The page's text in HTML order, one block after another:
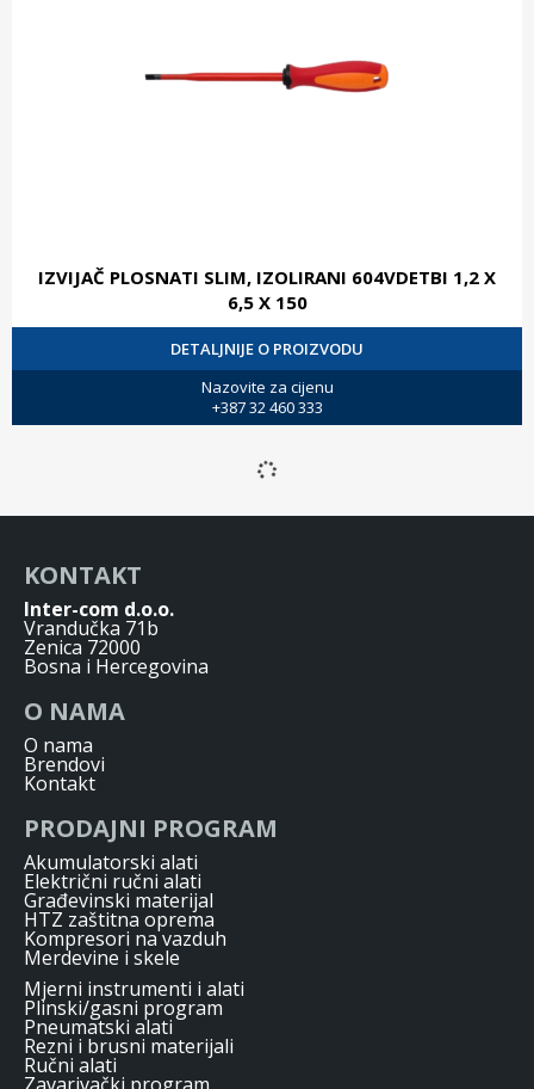
IZVIJAČ PLOSNATI SLIM, IZOLIRANI 604VDETBI 1,2 X
6,5 X 150
DETALJNIJE O PROIZVODU
Nazovite za cijenu
+387 32 460 333
KONTAKT
Inter-com d.o.o.
Vrandučka 71b
Zenica 72000
Bosna i Hercegovina
O NAMA
O nama
Brendovi
Kontakt
PRODAJNI PROGRAM
Akumulatorski alati
Električni ručni alati
Građevinski materijal
HTZ zaštitna oprema
Kompresori na vazduh
Merdevine i skele
Mjerni instrumenti i alati
Plinski/gasni program
Pneumatski alati
Rezni i brusni materijali
Ručni alati